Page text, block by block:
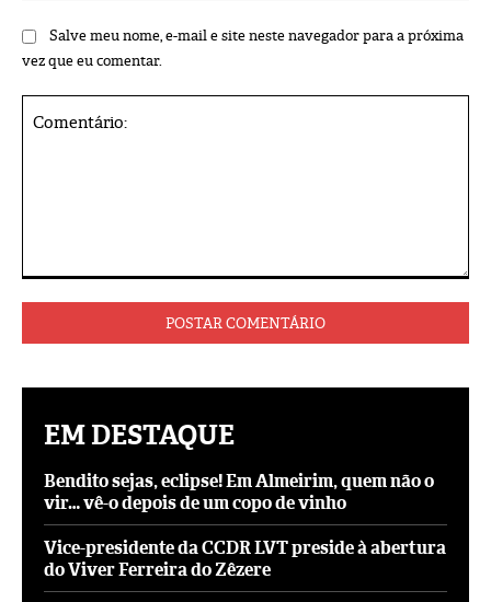
Salve meu nome, e-mail e site neste navegador para a próxima
vez que eu comentar.
EM DESTAQUE
Bendito sejas, eclipse! Em Almeirim, quem não o
vir… vê-o depois de um copo de vinho
Vice-presidente da CCDR LVT preside à abertura
do Viver Ferreira do Zêzere